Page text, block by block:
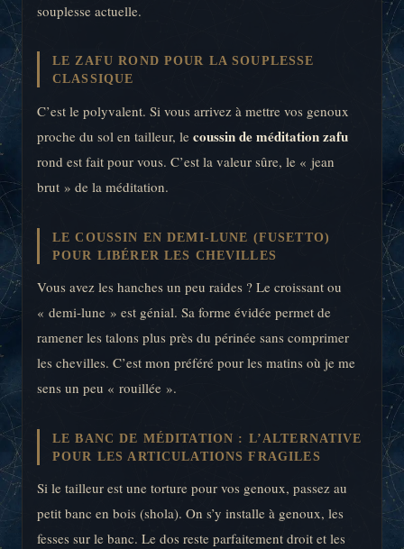
souplesse actuelle.
LE ZAFU ROND POUR LA SOUPLESSE
CLASSIQUE
C’est le polyvalent. Si vous arrivez à mettre vos genoux
proche du sol en tailleur, le coussin de méditation zafu
rond est fait pour vous. C’est la valeur sûre, le « jean
brut » de la méditation.
LE COUSSIN EN DEMI-LUNE (FUSETTO)
POUR LIBÉRER LES CHEVILLES
Vous avez les hanches un peu raides ? Le croissant ou
« demi-lune » est génial. Sa forme évidée permet de
ramener les talons plus près du périnée sans comprimer
les chevilles. C’est mon préféré pour les matins où je me
sens un peu « rouillée ».
LE BANC DE MÉDITATION : L’ALTERNATIVE
POUR LES ARTICULATIONS FRAGILES
Si le tailleur est une torture pour vos genoux, passez au
petit banc en bois (shola). On s’y installe à genoux, les
fesses sur le banc. Le dos reste parfaitement droit et les